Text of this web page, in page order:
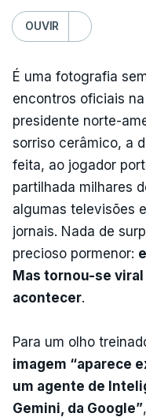
OUVIR
É uma fotografia
encontros oficiais
presidente norte-
sorriso cerâmico, a
feita, ao jogador
partilhada milhares
algumas televisões
jornais. Nada de
precioso pormenor:
Mas tornou-se
acontecer.
Para um olho
imagem “aparece
um agente de
Gemini, da Google”